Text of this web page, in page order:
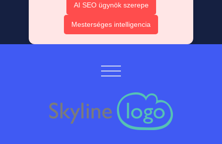
AI SEO ügynök szerepe
Mesterséges intelligencia